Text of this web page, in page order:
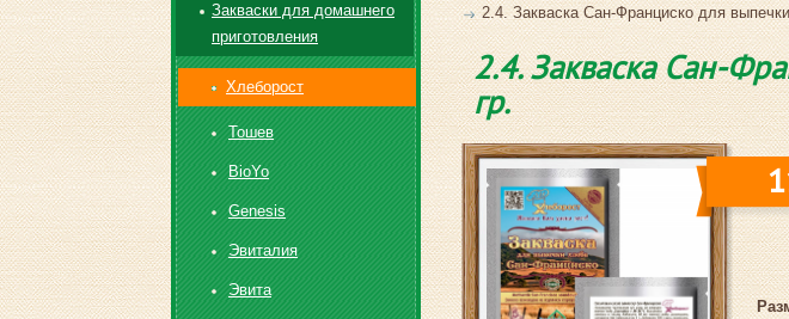
2.4. Закваска Сан-Франциско для
2.4. Закваска Сан-
гр.
Закваски для домашнего
приготовления
Хлеборост
Toшев
BioYo
Genesis
Эвиталия
Эвита